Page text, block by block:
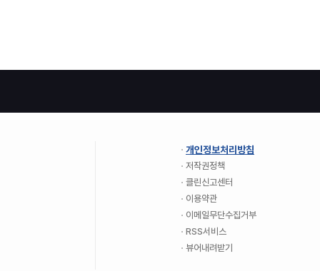
개인정보처리방침
저작권정책
클린신고센터
이용약관
이메일무단수집거부
RSS서비스
뷰어내려받기